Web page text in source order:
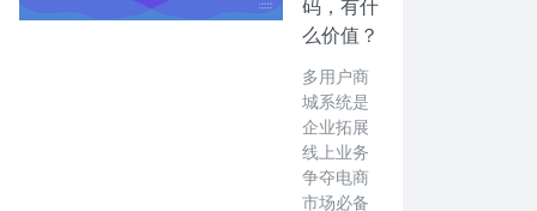
码，有什
么价值？
多用户商
城系统是
企业拓展
线上业务
争夺电商
市场必备